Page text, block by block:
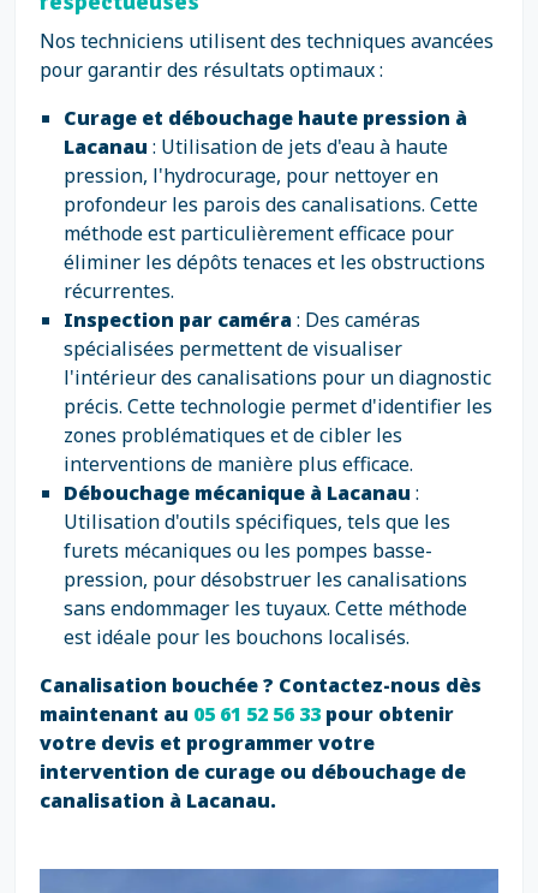
Nos techniciens utilisent des techniques avancées
pour garantir des résultats optimaux :
Curage et débouchage haute pression à
Lacanau : Utilisation de jets d'eau à haute
pression, l'hydrocurage, pour nettoyer en
profondeur les parois des canalisations. Cette
méthode est particulièrement efficace pour
éliminer les dépôts tenaces et les obstructions
récurrentes.
Inspection par caméra: Des caméras
spécialisées permettent de visualiser
l'intérieur des canalisations pour un diagnostic
précis. Cette technologie permet d'identifier les
zones problématiques et de cibler les
interventions de manière plus efficace.
Débouchage mécanique à Lacanau :
Utilisation d'outils spécifiques, tels que les
furets mécaniques ou les pompes basse-
pression, pour désobstruer les canalisations
sans endommager les tuyaux. Cette méthode
est idéale pour les bouchons localisés.
Canalisation bouchée ? Contactez-nous dès
maintenant au 05 61 52 56 33 pour obtenir
votre devis et programmer votre
intervention de curage ou débouchage de
canalisation à Lacanau.